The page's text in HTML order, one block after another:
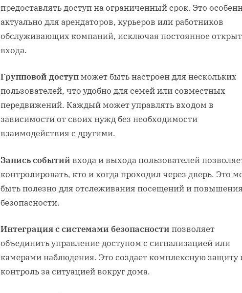
предоставлять доступ на ограниченный срок. Это
актуально для арендаторов, курьеров или работников
обслуживающих компаний, исключая постоянное
входа.
Групповой доступможет быть настроен для нескольких
пользователей, что удобно для семей или совместных
передвижений. Каждый может управлять входом в
зависимости от своих нужд без необходимости
взаимодействия с другими.
Запись событий входа и выхода пользователей
контролировать, кто и когда проходил через дверь. Это
быть полезно для отслеживания посещений и повышения
безопасности.
Интеграция с системами безопасности позволяет
объединить управление доступом с сигнализацией или
камерами наблюдения. Это создает комплексную защиту
контроль за ситуацией вокруг дома.